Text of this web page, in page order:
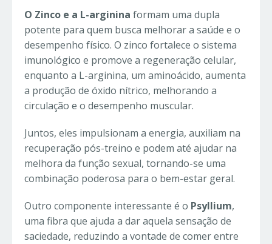
O Zinco e a L-arginina formam uma dupla
potente para quem busca melhorar a saúde e o
desempenho físico. O zinco fortalece o sistema
imunológico e promove a regeneração celular,
enquanto a L-arginina, um aminoácido, aumenta
a produção de óxido nítrico, melhorando a
circulação e o desempenho muscular.
Juntos, eles impulsionam a energia, auxiliam na
recuperação pós-treino e podem até ajudar na
melhora da função sexual, tornando-se uma
combinação poderosa para o bem-estar geral.
Outro componente interessante é o Psyllium,
uma fibra que ajuda a dar aquela sensação de
saciedade, reduzindo a vontade de comer entre